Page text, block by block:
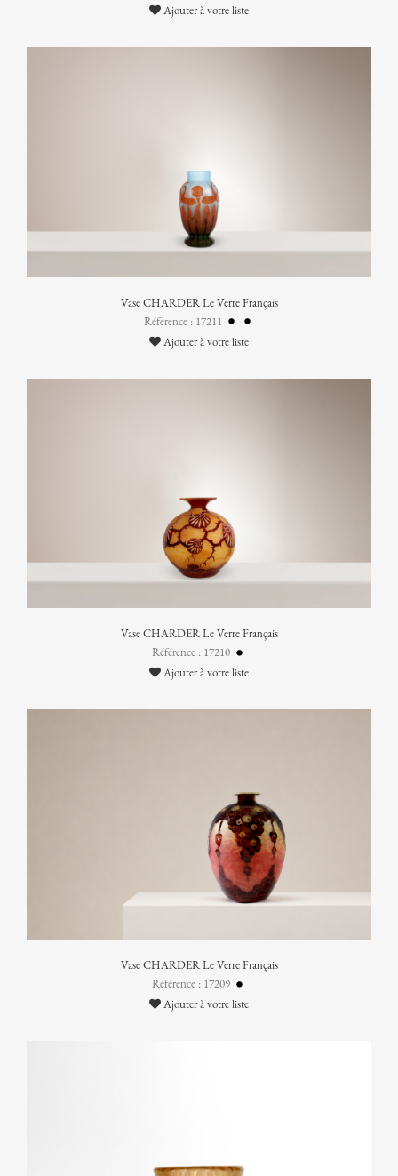
Ajouter à votre liste
Vase CHARDER Le Verre Français
Référence : 17211
Ajouter à votre liste
Vase CHARDER Le Verre Français
Référence : 17210
Ajouter à votre liste
Vase CHARDER Le Verre Français
Référence : 17209
Ajouter à votre liste